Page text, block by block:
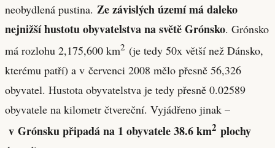
neobydlená pustina. Ze závislých území má daleko
nejnižší hustotu obyvatelstva na světě Grónsko. Grónsko
má rozlohu 2,175,600 km2 (je tedy 50x větší než Dánsko,
kterému patří) a v červenci 2008 mělo přesně 56,326
obyvatel. Hustota obyvatelstva je tedy přesně 0.02589
obyvatele na kilometr čtvereční. Vyjádřeno jinak –
v Grónsku připadá na 1 obyvatele 38.6 km2 plochy